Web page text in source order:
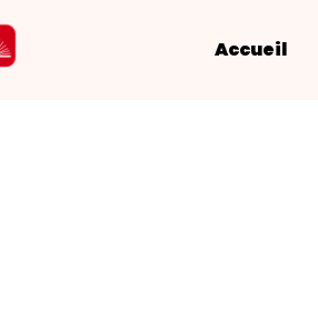
Accueil